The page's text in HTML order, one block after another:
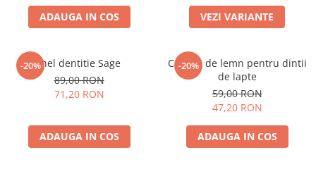
ADAUGA IN COS VEZI VARIANTE
-20%Inel dentitie Sage
89,00 RON
71,20 RON
ADAUGA IN COS
-20%
Cutiuta de lemn pentru dintii
de lapte
59,00 RON
47,20 RON
ADAUGA IN COS